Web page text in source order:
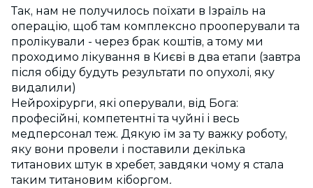
Так, нам не получилось поїхати в Ізраїль на
операцію, щоб там комплексно прооперували та
пролікували - через брак коштів, а тому ми
проходимо лікування в Києві в два етапи (завтра
після обіду будуть результати по опухолі, яку
видалили)
Нейрохірурги, які оперували, від Бога:
професійні, компетентні та чуйні і весь
медперсонал теж. Дякую їм за ту важку роботу,
яку вони провели і поставили декілька
титанових штук в хребет, завдяки чому я стала
таким титановим кіборгом.